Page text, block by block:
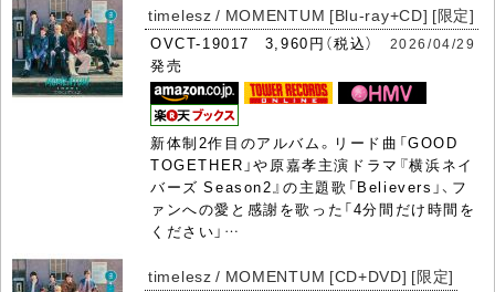
timelesz / MOMENTUM [Blu-ray+CD] [限定]
OVCT-19017 3,960円（税込） 2026/04/29
発売
新体制2作目のアルバム。リード曲「GOOD
TOGETHER」や原嘉孝主演ドラマ『横浜ネイ
バーズ Season2』の主題歌「Believers」、フ
ァンへの愛と感謝を歌った「4分間だけ時間を
ください」…
timelesz / MOMENTUM [CD+DVD] [限定]